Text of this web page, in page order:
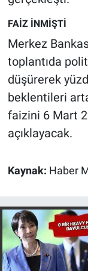
FAİZ İNMİŞTİ
Merkez
toplantıda
düşürerek
beklentileri
faizini 6 Mart
açıklayacak.
Kaynak: Haber
Nedir
Popüler
Programlar
Sağlık
Spor
Teknoloji
Türkiye'nin
Türkiye'nin
Yerel